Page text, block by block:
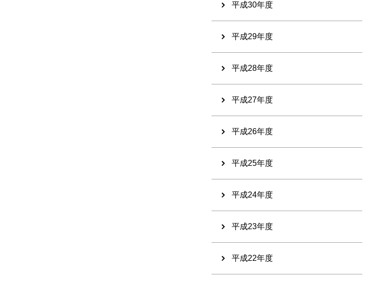
平成30年度
平成29年度
平成28年度
平成27年度
平成26年度
平成25年度
平成24年度
平成23年度
平成22年度